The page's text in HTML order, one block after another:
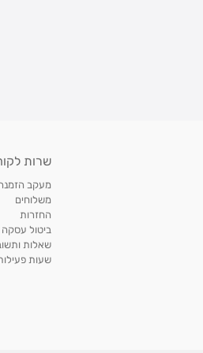
ימי עסקים
• לפניות ובירורים בנושא משלוחים אנא
כתובת: אבא אחימאיר 31,
• יש לוודא שחבילה התקבלה טרם ההגעה.
שרות
מעקב
משלוחים
החזרות
ביטול עסקה
שאלות
שעות